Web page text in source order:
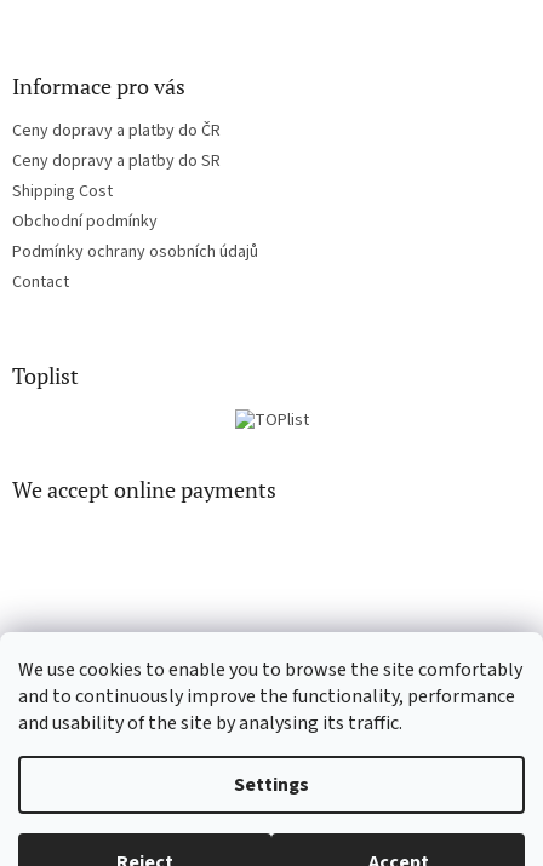
We use cookies to enable you to browse the site comfortably
and to continuously improve the functionality, performance
and usability of the site by analysing its traffic.
Settings
Informace pro vás
Ceny dopravy a platby do ČR
Ceny dopravy a platby do SR
Shipping Cost
Obchodní podmínky
Podmínky ochrany osobních údajů
Contact
Toplist
We accept online payments
Created by Shoptet
Copyright 2026CD-Soundtrack.cz. All rights reserved.Edit cookie